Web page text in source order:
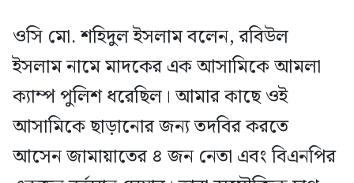
ওসি মো. শহিদুল ইসলাম বলেন, রবিউল
ইসলাম নামে মাদকের এক আসামিকে আমলা
ক্যাম্প পুলিশ ধরেছিল। আমার কাছে ওই
আসামিকে ছাড়ানোর জন্য তদবির করতে
আসেন জামায়াতের ৪ জন নেতা এবং বিএনপির